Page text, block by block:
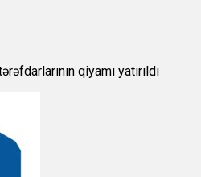
qiyamı yatırıldı